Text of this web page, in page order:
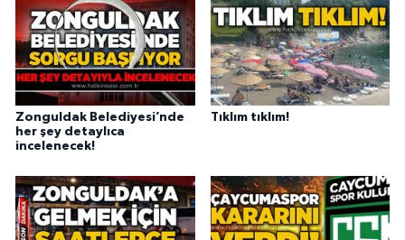
Zonguldak Belediyesi’nde
her şey detaylıca
incelenecek!
Tıklım tıklım!